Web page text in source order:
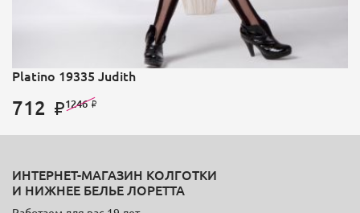
Platino 19335 Judith
712 1246
ИНТЕРНЕТ-МАГАЗИН КОЛГОТКИ
И НИЖНЕЕ БЕЛЬЕ ЛОРЕТТА